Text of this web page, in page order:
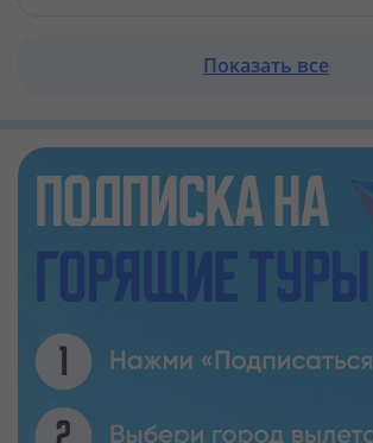
Показать все